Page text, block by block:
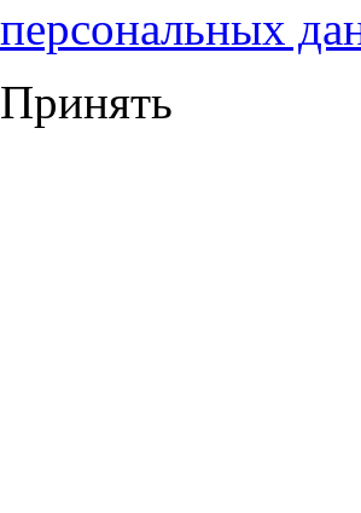
персональных
Принять